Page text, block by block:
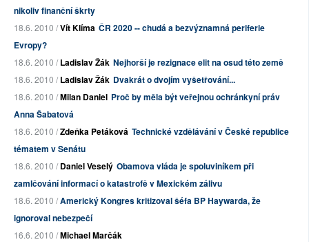
nikoliv finanční škrty
18.6. 2010 /Vít Klíma ČR 2020 -- chudá a bezvýznamná periferie
Evropy?
18.6. 2010 /Ladislav Žák Nejhorší je rezignace elit na osud této země
18.6. 2010 /Ladislav Žák Dvakrát o dvojím vyšetřování...
18.6. 2010 /Milan Daniel Proč by měla být veřejnou ochránkyní práv
Anna Šabatová
18.6. 2010 /Zdeňka Petáková Technické vzdělávání v České republice
tématem v Senátu
18.6. 2010 /Daniel Veselý Obamova vláda je spoluviníkem při
zamlčování informací o katastrofě v Mexickém zálivu
18.6. 2010 /Americký Kongres kritizoval šéfa BP Haywarda, že
ignoroval nebezpečí
16.6. 2010 /Michael Marčák